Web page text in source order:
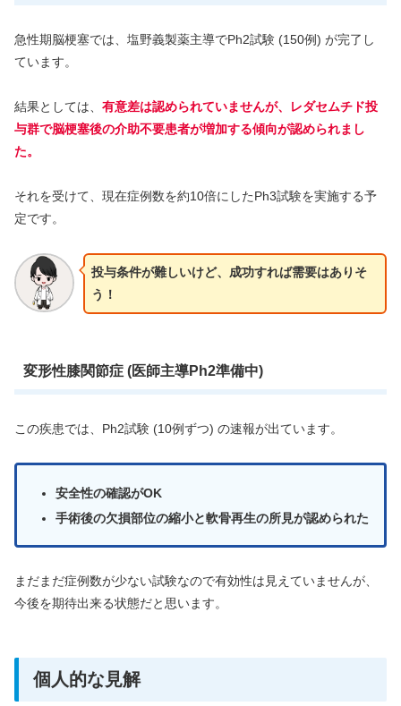
急性期脳梗塞では、塩野義製薬主導でPh2試験 (150例) が完了し
ています。
結果としては、 有意差は認められていませんが、レダセムチド投
与群で脳梗塞後の介助不要患者が増加する傾向が認められまし
た。
それを受けて、現在症例数を約10倍にしたPh3試験を実施する予
定です。
投与条件が難しいけど、成功すれば需要はありそ
う！
変形性膝関節症 (医師主導Ph2準備中)
この疾患では、Ph2試験 (10例ずつ) の速報が出ています。
安全性の確認がOK
手術後の欠損部位の縮小と軟骨再生の所見が認められた
まだまだ症例数が少ない試験なので有効性は見えていませんが、
今後を期待出来る状態だと思います。
個人的な見解